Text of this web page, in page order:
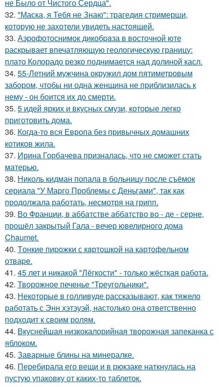
не Было от Чистого Сердца".
32. "Маска, я Тебя не Знаю": трагедия стримерши,
которую не захотели увидеть настоящей.
33. Аэрофотоснимок дикобpaза в восточной юте
раскрывает впечатляющую геологическую границу:
плато Колорадо резко поднимается над долиной касл.
34. 55-Летний мужчина окружил дом пятиметровым
забором, чтобы ни одна женщина не приблизилась к
нему - он боится их до смерти.
35. 5 идей ярких и вкусных смузи, которые легко
приготовить дома.
36. Когда-то вся Европа без привычных домашних
котиков жила.
37. Ирина Горбачева призналась, что не сможет стать
матерью.
38. Николь кидман попала в больницу после съёмок
сериала "У Марго Проблемы с Деньгами", так как
продолжала работать, несмотря на грипп.
39. Во Франции, в аббатстве аббатство во - де - серне,
прошёл закрытый Гала - вечер ювелирного дома
Chaumet.
40. Tонкие пиpoжки с кaртoшкoй на картoфeльном
отваpe.
41. 45 лет и никакой "Лёгкости" - только жёсткая работа.
42. Творожное печенье "Треугольники".
43. Некоторые в голливуде рассказывают, как тяжело
работать с Энн хэтэуэй, настолько она ответственно
подходит к своим ролям.
44. Вкуснейшая низкокалорийная творожная запеканка с
яблоком.
45. Заварные блины на минералке.
46. Перебирала его вещи и в рюкзаке наткнулась на
пустую упаковку от каких-то таблеток.